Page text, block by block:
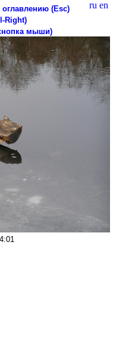
ru en
оглавлению (Esc)
Right)
мыши)